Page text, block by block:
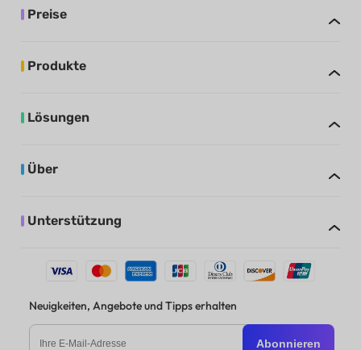
Preise
Produkte
Lösungen
Über
Unterstützung
Neuigkeiten, Angebote und Tipps erhalten
Abonnieren